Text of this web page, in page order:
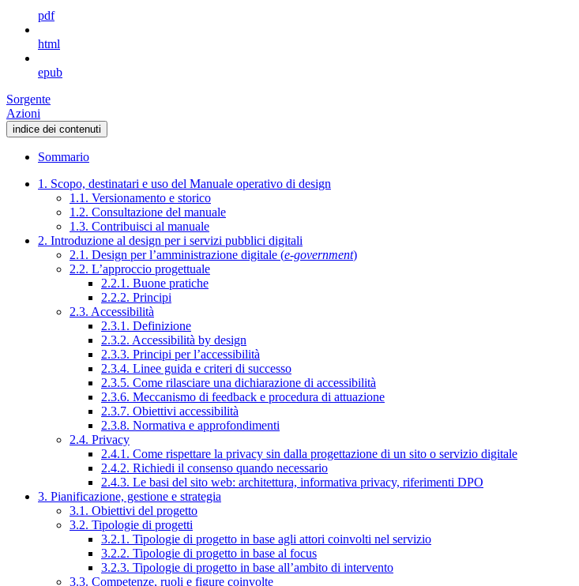
pdf
html
epub
Sorgente
Azioni
indice dei contenuti
Sommario
1. Scopo, destinatari e uso del Manuale operativo di design
1.1. Versionamento e storico
1.2. Consultazione del manuale
1.3. Contribuisci al manuale
2. Introduzione al design per i servizi pubblici digitali
2.1. Design per l’amministrazione digitale (e-government)
2.2. L’approccio progettuale
2.2.1. Buone pratiche
2.2.2. Principi
2.3. Accessibilità
2.3.1. Definizione
2.3.2. Accessibilità by design
2.3.3. Principi per l’accessibilità
2.3.4. Linee guida e criteri di successo
2.3.5. Come rilasciare una dichiarazione di accessibilità
2.3.6. Meccanismo di feedback e procedura di attuazione
2.3.7. Obiettivi accessibilità
2.3.8. Normativa e approfondimenti
2.4. Privacy
2.4.1. Come rispettare la privacy sin dalla progettazione di un sito o servizio digitale
2.4.2. Richiedi il consenso quando necessario
2.4.3. Le basi del sito web: architettura, informativa privacy, riferimenti DPO
3. Pianificazione, gestione e strategia
3.1. Obiettivi del progetto
3.2. Tipologie di progetti
3.2.1. Tipologie di progetto in base agli attori coinvolti nel servizio
3.2.2. Tipologie di progetto in base al focus
3.2.3. Tipologie di progetto in base all’ambito di intervento
3.3. Competenze, ruoli e figure coinvolte